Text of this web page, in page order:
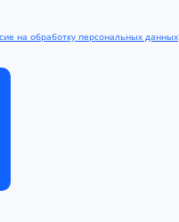
на обработку персональных данных